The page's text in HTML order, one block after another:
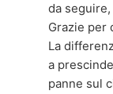
da
Grazie per
La
a
panne sul